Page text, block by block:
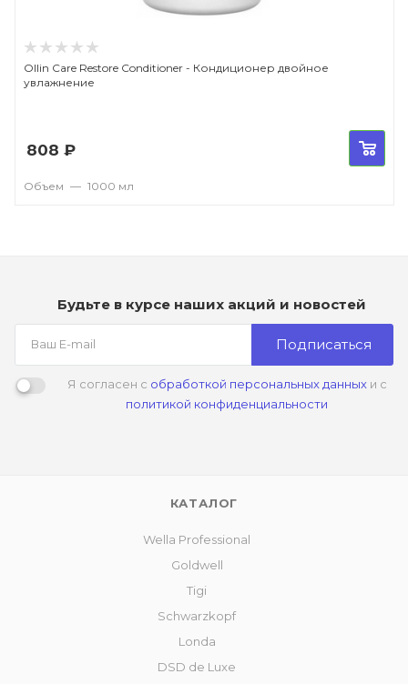
Ollin Care Restore Conditioner - Кондиционер двойное
увлажнение
808 ₽
Объем — 1000 мл
Будьте в курсе наших акций и новостей
Подписаться
Я согласен с обработкой персональных данныхи с
политикой конфиденциальности
КАТАЛОГ
Wella Professional
Goldwell
Tigi
Schwarzkopf
Londa
DSD de Luxe